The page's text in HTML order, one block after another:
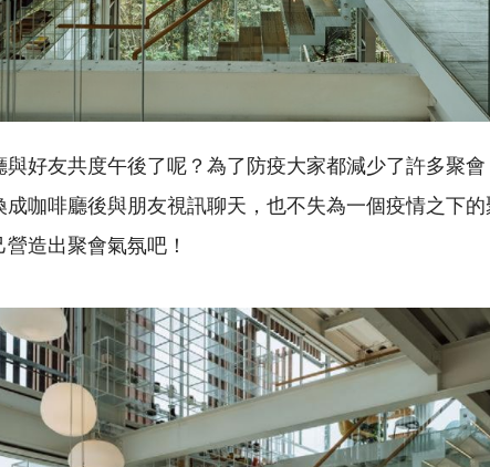
好友共度午後了呢？為了防疫大家都減少了許多聚會
咖啡廳後與朋友視訊聊天，也不失為一個疫情之下
造出聚會氣氛吧！